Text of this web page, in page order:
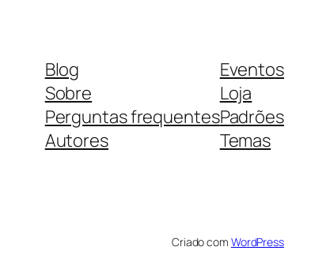
Blog
Sobre
Perguntas frequentes
Autores
Eventos
Loja
Padrões
Temas
Criado com WordPress